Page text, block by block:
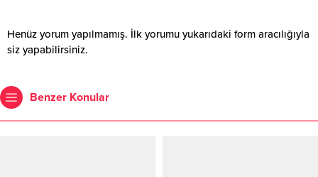
Henüz yorum yapılmamış. İlk yorumu yukarıdaki form aracılığıyla
siz yapabilirsiniz.
Benzer Konular